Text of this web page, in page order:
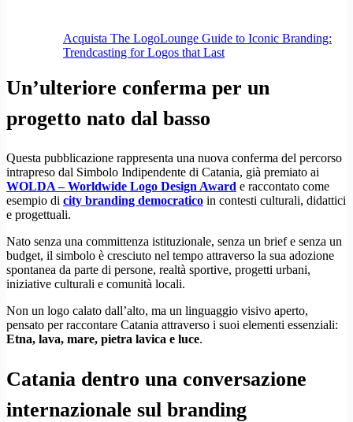
Acquista The LogoLounge Guide to Iconic Branding:
Trendcasting for Logos that Last
Un’ulteriore conferma per un
progetto nato dal basso
Questa pubblicazione rappresenta una nuova conferma del percorso
intrapreso dal Simbolo Indipendente di Catania, già premiato ai
WOLDA – Worldwide Logo Design Award e raccontato come
esempio di city branding democratico in contesti culturali, didattici
e progettuali.
Nato senza una committenza istituzionale, senza un brief e senza un
budget, il simbolo è cresciuto nel tempo attraverso la sua adozione
spontanea da parte di persone, realtà sportive, progetti urbani,
iniziative culturali e comunità locali.
Non un logo calato dall’alto, ma un linguaggio visivo aperto,
pensato per raccontare Catania attraverso i suoi elementi essenziali:
Etna, lava, mare, pietra lavica e luce.
Catania dentro una conversazione
internazionale sul branding